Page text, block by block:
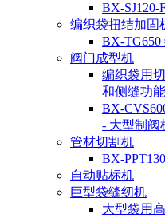
BX-SJ120-
编织袋扭结加固
BX-TG650
阀门成型机
编织袋用
和侧缝功能
BX-
- 大型制阀
管材切割机
BX-
自动贴标机
巨型袋缝纫机
大型袋用